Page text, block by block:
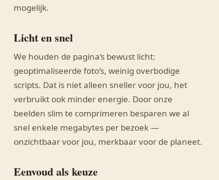
mogelijk.
Licht en snel
We houden de pagina‘s bewust licht:
geoptimaliseerde foto‘s, weinig overbodige
scripts. Dat is niet alleen sneller voor jou, het
verbruikt ook minder energie. Door onze
beelden slim te comprimeren besparen we al
snel enkele megabytes per bezoek —
onzichtbaar voor jou, merkbaar voor de planeet.
Eenvoud als keuze